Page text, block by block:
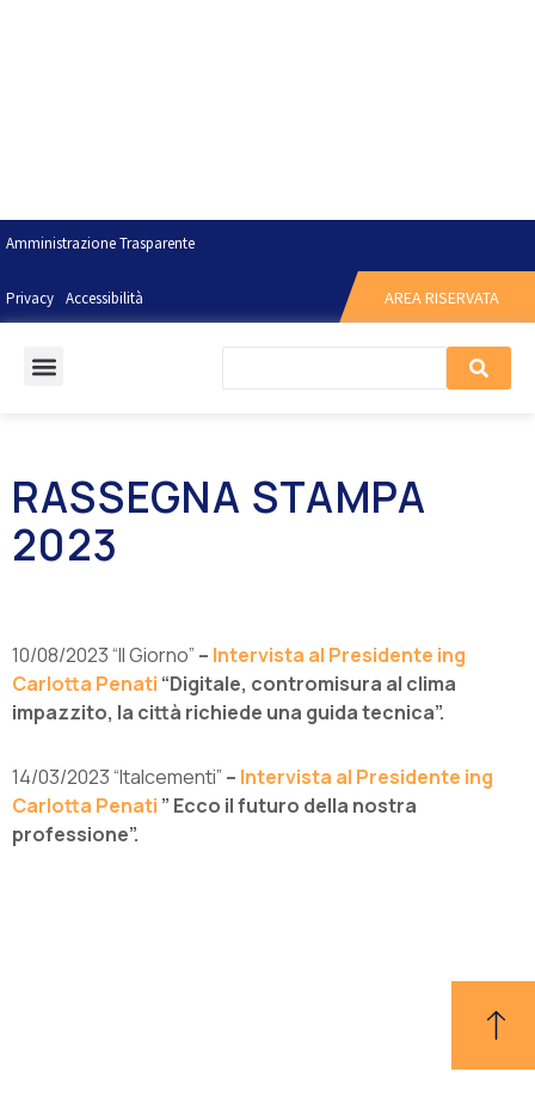
Amministrazione Trasparente
Privacy Accessibilità AREA RISERVATA
RASSEGNA STAMPA
2023
10/08/2023 “Il Giorno” – Intervista al Presidente ing
Carlotta Penati “Digitale, contromisura al clima
impazzito, la città richiede una guida tecnica”.
14/03/2023 “Italcementi” – Intervista al Presidente ing
Carlotta Penati ” Ecco il futuro della nostra
professione”.